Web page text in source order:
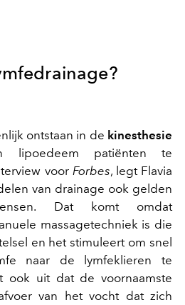
ontstaan in de kinesthesie
lipoedeem patiënten te
voor Forbes, legt Flavia
van drainage ook gelden
Dat komt omdat
massagetechniek is die
en het stimuleert om snel
naar de lymfeklieren te
ook uit dat de voornaamste
van het vocht dat zich